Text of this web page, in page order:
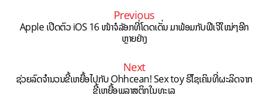
Previous
Apple ເປີດຕົວ iOS 16 ໜ້າຈໍລັອກທີ່ໂດດເດັ່ນ ມາພ້ອມກັບຟີເຈີໃໝ່ໆອີກ
ຫຼາຍຢ່າງ
Next
ຊ່ວຍລົດຈຳນວນຂີ້ເຫຍື້ອໄປກັບ Ohhcean! Sex toy ຣີໄຊເຄິນທີ່ຜະລິດຈາກ
ຂີ້ເຫຍື້ອພລາສຕິກໃນທະເລ